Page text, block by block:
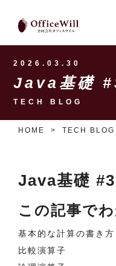
2026.03.30
Java基礎
TECH BLOG
HOME TECH BLOG
Java基礎
この記事で
基本的な計算の書き方
比較演算子